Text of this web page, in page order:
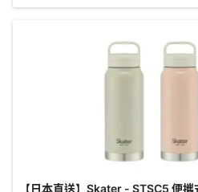
【日本直送】Skater - STSC5 便